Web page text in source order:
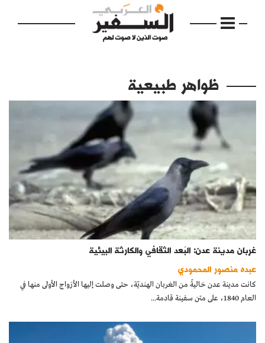
الرئيسية
مواضيع
إفتتاحية
فكرة
دفاتر
بالصورة
كتّابنا
الأرشيف
ظواهر طبيعية
غربان مدينة عدن: البُعد الثقافي والكارثة البيئية
عبده منصور المحمودي
كانت مدينة عدن خاليةً من الغربان الهنديّة، حتى وصلت إليها الأزواج الأولى منها في
العام 1840، على متن سفينة قادمة...